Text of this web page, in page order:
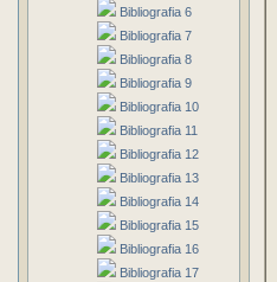
Bibliografia 6
Bibliografia 7
Bibliografia 8
Bibliografia 9
Bibliografia 10
Bibliografia 11
Bibliografia 12
Bibliografia 13
Bibliografia 14
Bibliografia 15
Bibliografia 16
Bibliografia 17